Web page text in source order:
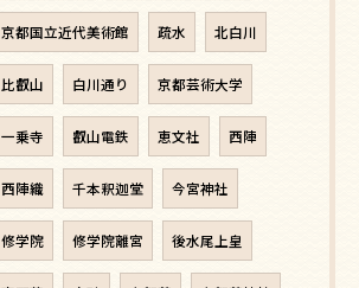
京都国立近代美術館 疏水 北白川
比叡山 白川通り 京都芸術大学
一乗寺 叡山電鉄 恵文社 西陣
西陣織 千本釈迦堂 今宮神社
修学院 修学院離宮 後水尾上皇